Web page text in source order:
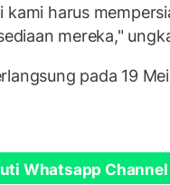
kami harus
mereka,"
pada 19
Whatsapp